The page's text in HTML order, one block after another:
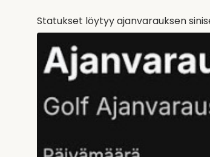
Statukset löytyy ajanvarauksen